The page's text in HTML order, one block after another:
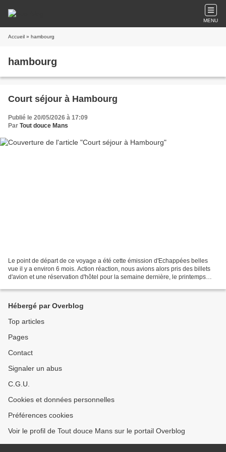
MENU
Accueil » hambourg
hambourg
Court séjour à Hambourg
Publié le 20/05/2026 à 17:09
Par Tout douce Mans
Le point de départ de ce voyage a été cette émission d'Echappées belles
vue il y a environ 6 mois. Action réaction, nous avions alors pris des billets
d'avion et une réservation d'hôtel pour la semaine dernière, le printemps
Hébergé par Overblog
Top articles
Pages
Contact
Signaler un abus
C.G.U.
Cookies et données personnelles
Préférences cookies
Voir le profil de Tout douce Mans sur le portail Overblog